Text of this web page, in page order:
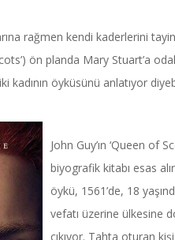
rağmen kendi kaderlerini
ön planda Mary Stuart’a
kadının öyküsünü anlatıyor
John Guy’ın ‘Queen of
biyografik kitabı esas
öykü, 1561’de, 18
vefatı üzerine ülkesine
çıkıyor. Tahta oturan